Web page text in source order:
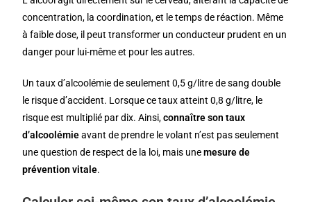
concentration, la coordination, et le temps de réaction. Même
à faible dose, il peut transformer un conducteur prudent en un
danger pour lui-même et pour les autres.
Un taux d’alcoolémie de seulement 0,5 g/litre de sang double
le risque d’accident. Lorsque ce taux atteint 0,8 g/litre, le
risque est multiplié par dix. Ainsi,connaître son taux
d’alcoolémieavant de prendre le volant n’est pas seulement
une question de respect de la loi, mais unemesure de
prévention vitale.